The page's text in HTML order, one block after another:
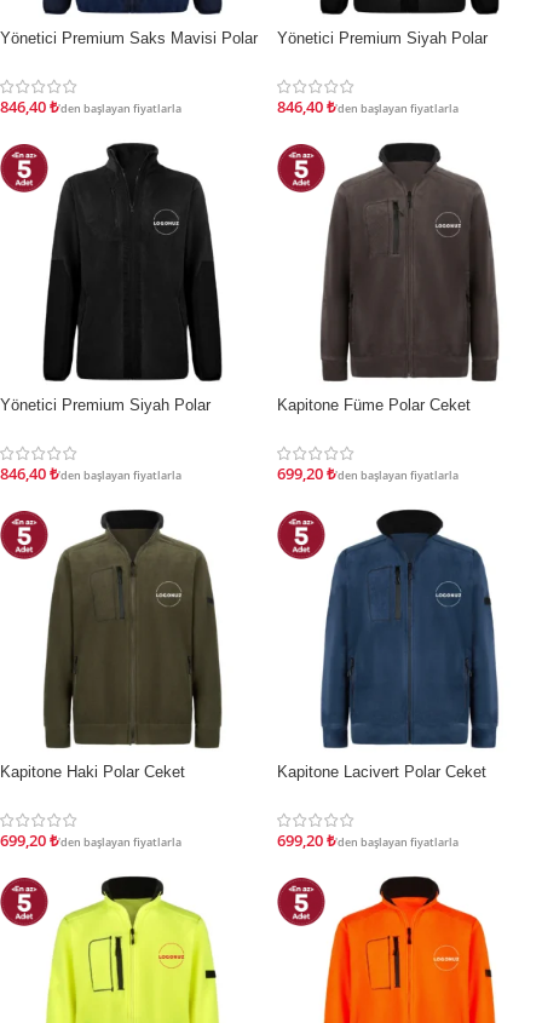
İNDIRIM
Yönetici Premium Saks Mavisi Polar
846,40₺'den başlayan fiyatlarla
İNDIRIM
Yönetici Premium Siyah Polar
846,40₺'den başlayan fiyatlarla
İNDIRIM
Yönetici Premium Siyah Polar
846,40₺'den başlayan fiyatlarla
İNDIRIM
Kapitone Füme Polar Ceket
699,20₺'den başlayan fiyatlarla
İNDIRIM
Kapitone Haki Polar Ceket
699,20₺'den başlayan fiyatlarla
İNDIRIM
Kapitone Lacivert Polar Ceket
699,20₺'den başlayan fiyatlarla